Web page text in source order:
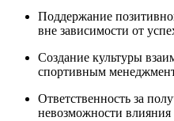
Поддержание
вне зависимости от
Создание культуры
спортивным
Ответственность за
невозможности